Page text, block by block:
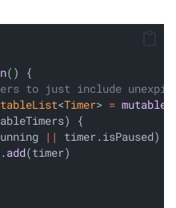
() {
to just include
<Timer> =
{
||
timer.isPaused) {
add(timer)